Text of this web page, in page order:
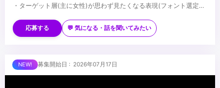
・ターゲット層(主に女性)が思わず見たくなる表現(フォント選定・
※応募時は、ポートフォリオor制作物のURLのご提出をお願いしま
す
外とさせていただきます
・PhotoshopやIllustratorを用いたデザイン経験がある方
・AfterEffectsの使用経験がある方
■求める人物像
応募する 💬 気になる・話を聞いてみたい
募集開始日 : 2026年07月17日